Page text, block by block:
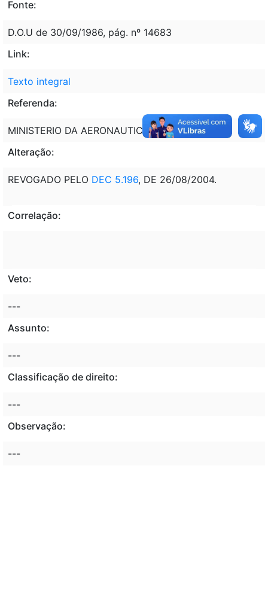
Fonte:
D.O.U de 30/09/1986, pág. nº 14683
Link:
Texto integral
Referenda:
MINISTERIO DA AERONAUTICA - MAER
Alteração:
REVOGADO PELO DEC 5.196, DE 26/08/2004.
Correlação:
Veto:
---
Assunto:
---
Classificação de direito:
---
Observação:
---